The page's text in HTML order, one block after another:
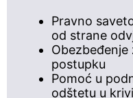
Pravno
od strane
postupku
Pomoć u
odštetu u